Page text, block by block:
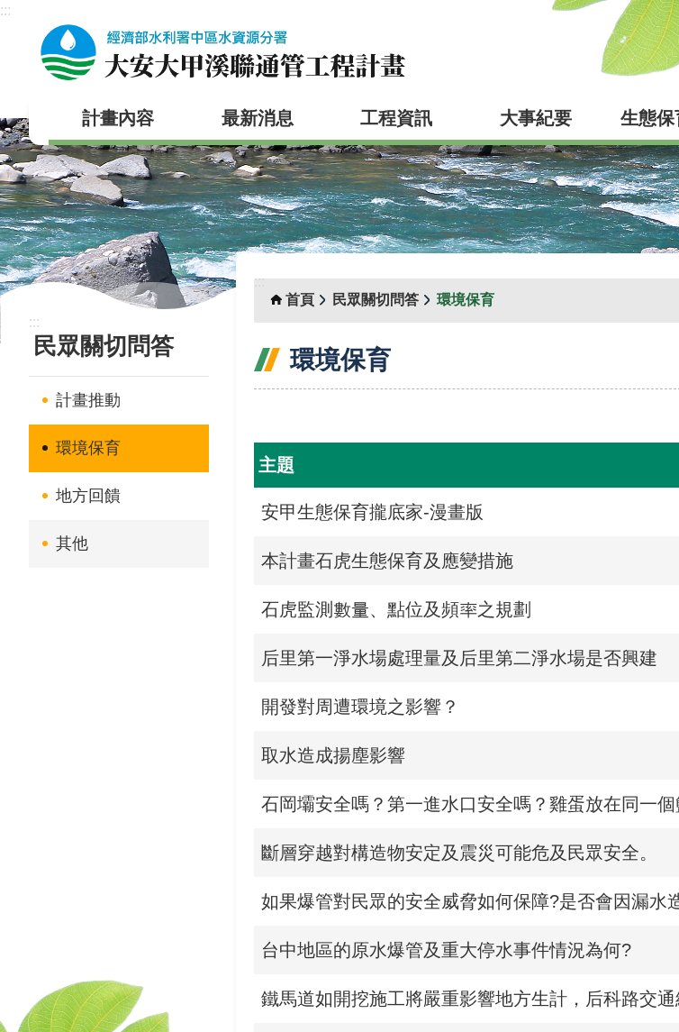
跳到主要內容區塊
:::
計畫內容 最新消息 工程資訊 大事紀要 生態保
:::
民眾關切問答
計畫推動
環境保育
地方回饋
其他
:::
首頁
民眾關切問答 環境保育
環境保育
主題
安甲生態保育攏底家-漫畫版
本計畫石虎生態保育及應變措施
石虎監測數量、點位及頻率之規劃
后里第一淨水場處理量及后里第二淨水場是否興建
開發對周遭環境之影響？
取水造成揚塵影響
石岡壩安全嗎？第一進水口安全嗎？雞蛋放在同一個
斷層穿越對構造物安定及震災可能危及民眾安全。
如果爆管對民眾的安全威脅如何保障?是否會因漏水
台中地區的原水爆管及重大停水事件情況為何?
鐵馬道如開挖施工將嚴重影響地方生計，后科路交